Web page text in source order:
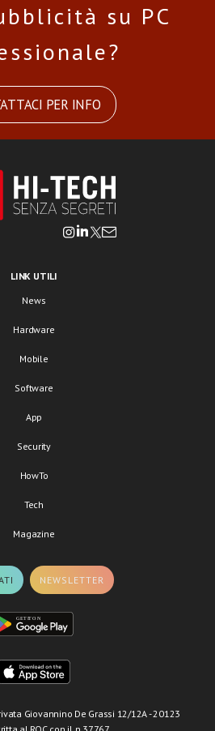
su PC
PER INFO
LINK UTILI
News
Hardware
Mobile
Software
App
Security
HowTo
Tech
Magazine
NEWSLETTER
Giovannino De Grassi 12/12A - 20123